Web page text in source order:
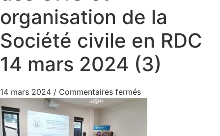
organisation de la
Société civile en RDC
14 mars 2024 (3)
14 mars 2024 / Commentaires fermés